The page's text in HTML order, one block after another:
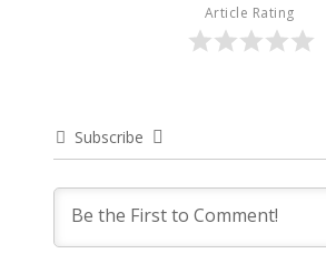
Article Rating
Subscribe